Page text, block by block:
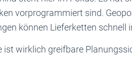
vorprogrammiert sind.
können Lieferketten schnell
ist wirklich greifbare